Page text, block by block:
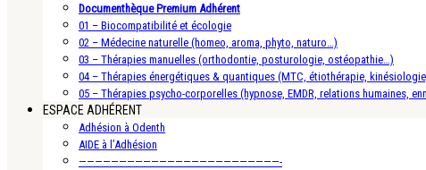
Documenthèque Premium Adhérent
01 – Biocompatibilité et écologie
02 – Médecine naturelle (homeo, aroma, phyto, naturo…)
03 – Thérapies manuelles (orthodontie, posturologie, ostéopathie…)
04 – Thérapies énergétiques & quantiques (MTC, étiothérapie,
05 – Thérapies psycho-corporelles (hypnose, EMDR, relations humaines,
ESPACE ADHÉRENT
Adhésion à Odenth
AIDE à l’Adhésion
—————————————————————————-